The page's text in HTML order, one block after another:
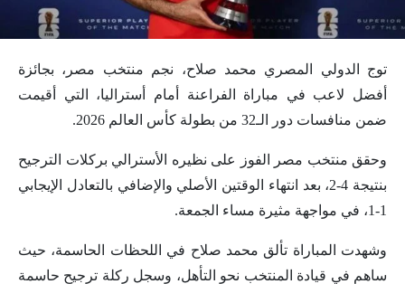
توج الدولي المصري محمد صلاح، نجم منتخب مصر، بجائزة
أفضل لاعب في مباراة الفراعنة أمام أستراليا، التي أقيمت
ضمن منافسات دور الـ32 من بطولة كأس العالم 2026.
وحقق منتخب مصر الفوز على نظيره الأسترالي بركلات الترجيح
بنتيجة 4-2، بعد انتهاء الوقتين الأصلي والإضافي بالتعادل الإيجابي
1-1، في مواجهة مثيرة مساء الجمعة.
وشهدت المباراة تألق محمد صلاح في اللحظات الحاسمة، حيث
ساهم في قيادة المنتخب نحو التأهل، وسجل ركلة ترجيح حاسمة